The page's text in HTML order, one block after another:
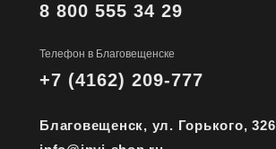
8 800 555 34 29
Телефон в Благовещенске
+7 (4162) 209-777
Благовещенск, ул. Горького, 326